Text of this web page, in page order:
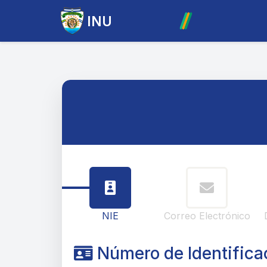
INU
NIE Correo Electrónico
Número de